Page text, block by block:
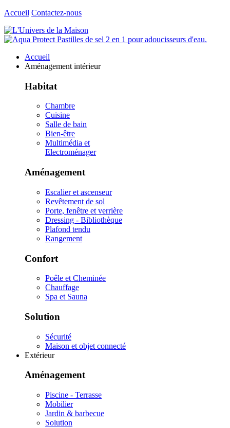
Accueil Contactez-nous
Accueil
Aménagement intérieur
Habitat
Chambre
Cuisine
Salle de bain
Bien-être
Multimédia et
Electroménager
Aménagement
Escalier et ascenseur
Revêtement de sol
Porte, fenêtre et verrière
Dressing - Bibliothèque
Plafond tendu
Rangement
Confort
Poêle et Cheminée
Chauffage
Spa et Sauna
Solution
Sécurité
Maison et objet connecté
Extérieur
Aménagement
Piscine - Terrasse
Mobilier
Jardin & barbecue
Solution